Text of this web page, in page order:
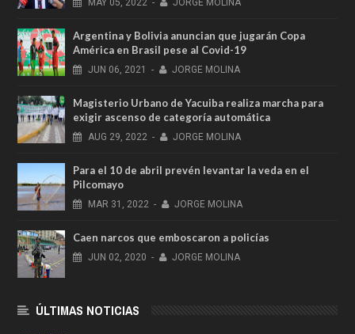
MAY 05, 2022 - JORGE MOLINA
Argentina y Bolivia anuncian que jugarán Copa
América en Brasil pese al Covid-19
JUN 06, 2021 - JORGE MOLINA
Magisterio Urbano de Yacuiba realiza marcha para
exigir ascenso de categoría automática
AUG 29, 2022 - JORGE MOLINA
Para el 10 de abril prevén levantar la veda en el
Pilcomayo
MAR 31, 2022 - JORGE MOLINA
Caen narcos que emboscaron a policías
JUN 02, 2020 - JORGE MOLINA
ÚLTIMAS NOTICIAS